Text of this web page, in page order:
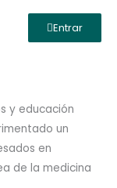
Entrar
y educación
un
​​en
de la medicina